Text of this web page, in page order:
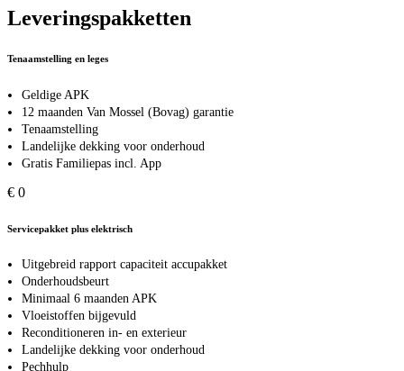
Leveringspakketten
Tenaamstelling en leges
Geldige APK
12 maanden Van Mossel (Bovag) garantie
Tenaamstelling
Landelijke dekking voor onderhoud
Gratis Familiepas incl. App
€ 0
Servicepakket plus elektrisch
Uitgebreid rapport capaciteit accupakket
Onderhoudsbeurt
Minimaal 6 maanden APK
Vloeistoffen bijgevuld
Reconditioneren in- en exterieur
Landelijke dekking voor onderhoud
Pechhulp